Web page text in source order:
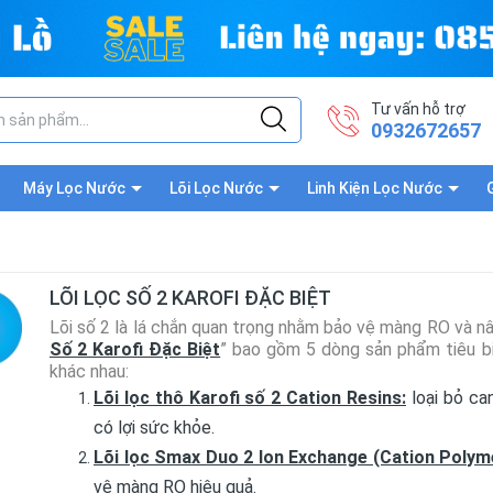
Tư vấn hỗ trợ
0932672657
Máy Lọc Nước Lõi Lọc Nước Linh Kiện Lọc Nước
LÕI LỌC SỐ 2 KAROFI ĐẶC BIỆT
Lõi số 2 là lá chắn quan trọng nhằm bảo vệ màng RO và
Số 2 Karofi Đặc Biệt” bao gồm 5 dòng sản phẩm tiêu
khác nhau:
Lõi lọc thô Karofi số 2 Cation Resins:loại bỏ
có lợi sức khỏe.
Lõi lọc Smax Duo 2 Ion Exchange (Cation
vệ màng RO hiệu quả.